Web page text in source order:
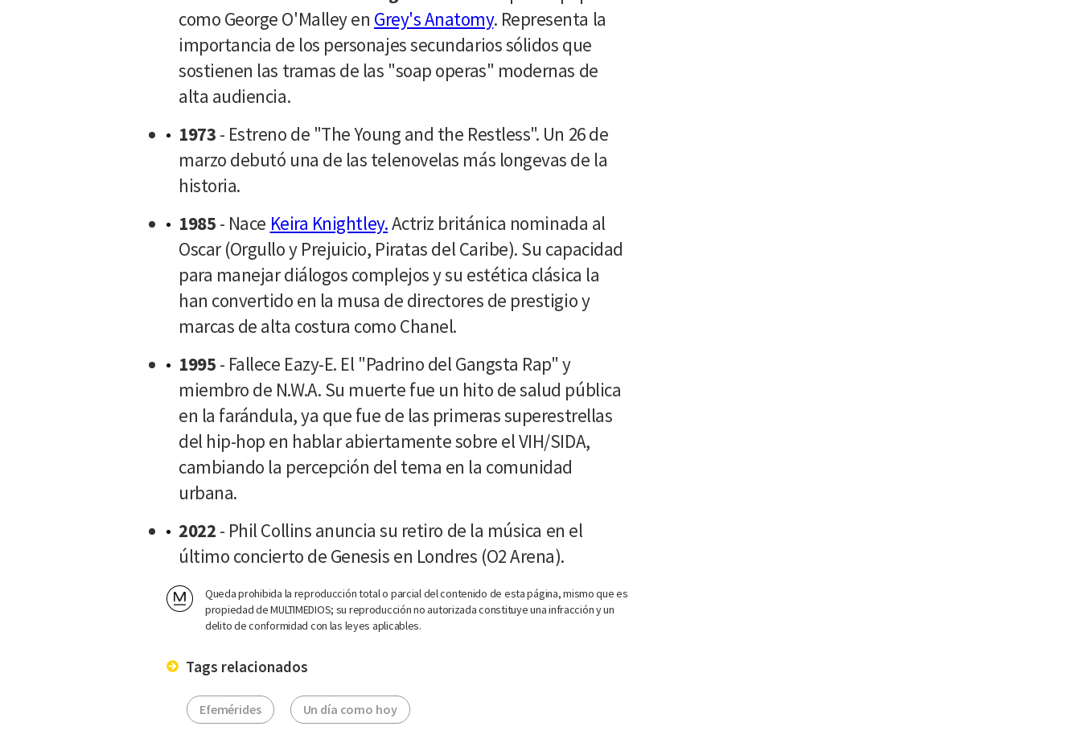
como George O'Malley en Grey's Anatomy. Representa la
importancia de los personajes secundarios sólidos que
sostienen las tramas de las "soap operas" modernas de
alta audiencia.
1973 - Estreno de "The Young and the Restless". Un 26 de
marzo debutó una de las telenovelas más longevas de la
historia.
1985 - Nace Keira Knightley.Actriz británica nominada al
Oscar (Orgullo y Prejuicio, Piratas del Caribe). Su capacidad
para manejar diálogos complejos y su estética clásica la
han convertido en la musa de directores de prestigio y
marcas de alta costura como Chanel.
1995 - Fallece Eazy-E. El "Padrino del Gangsta Rap" y
miembro de N.W.A. Su muerte fue un hito de salud pública
en la farándula, ya que fue de las primeras superestrellas
del hip-hop en hablar abiertamente sobre el VIH/SIDA,
cambiando la percepción del tema en la comunidad
urbana.
2022 - Phil Collins anuncia su retiro de la música en el
último concierto de Genesis en Londres (O2 Arena).
Queda prohibida la reproducción total o parcial del contenido de esta página, mismo que es
propiedad de MULTIMEDIOS; su reproducción no autorizada constituye una infracción y un
delito de conformidad con las leyes aplicables.
Tags relacionados
Efemérides Un día como hoy